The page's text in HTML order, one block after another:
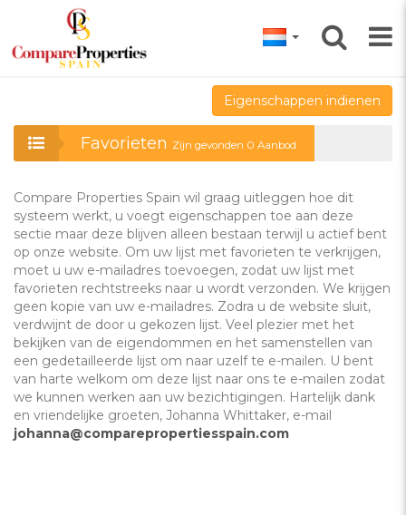
Eigenschappen indienen
Favorieten Zijn gevonden 0 Aanbod
Compare Properties Spain wil graag uitleggen hoe dit
systeem werkt, u voegt eigenschappen toe aan deze
sectie maar deze blijven alleen bestaan terwijl u actief bent
op onze website. Om uw lijst met favorieten te verkrijgen,
moet u uw e-mailadres toevoegen, zodat uw lijst met
favorieten rechtstreeks naar u wordt verzonden. We krijgen
geen kopie van uw e-mailadres. Zodra u de website sluit,
verdwijnt de door u gekozen lijst. Veel plezier met het
bekijken van de eigendommen en het samenstellen van
een gedetailleerde lijst om naar uzelf te e-mailen. U bent
van harte welkom om deze lijst naar ons te e-mailen zodat
we kunnen werken aan uw bezichtigingen. Hartelijk dank
en vriendelijke groeten, Johanna Whittaker, e-mail
johanna@comparepropertiesspain.com